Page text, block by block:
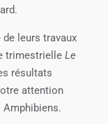
leurs travaux
trimestrielle Le
résultats
attention
Amphibiens.